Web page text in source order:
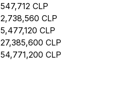
547,712 CLP
2,738,560 CLP
5,477,120 CLP
27,385,600 CLP
54,771,200 CLP